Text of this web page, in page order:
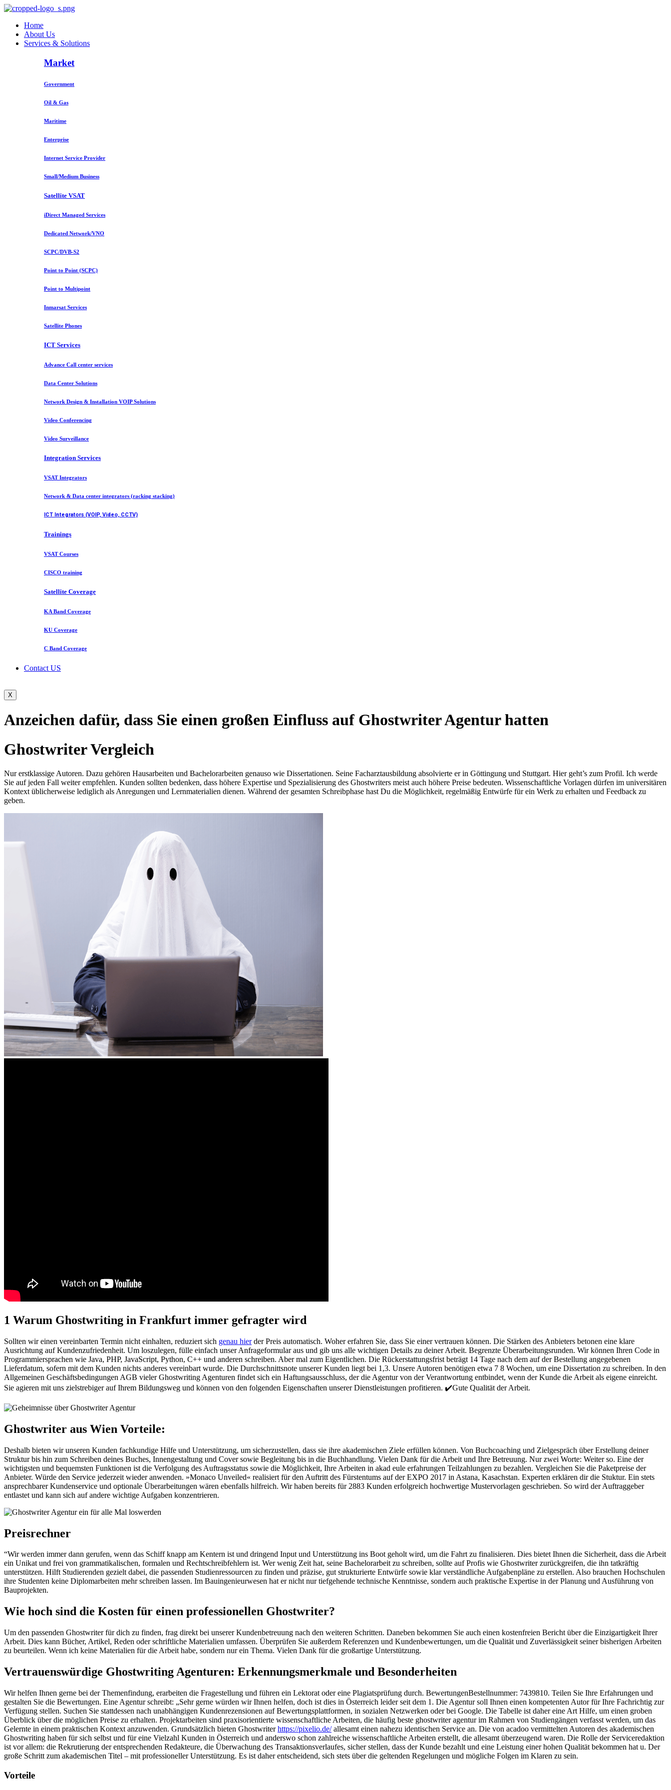
Home
About Us
Services & Solutions
Market
Government
Oil & Gas
Maritime
Enterprise
Internet Service Provider
Small/Medium Business
Satellite VSAT
iDirect Managed Services
Dedicated Network/VNO
SCPC/DVB-S2
Point to Point (SCPC)
Point to Multipoint
Inmarsat Services
Satellite Phones
ICT Services
Advance Call center services
Data Center Solutions
Network Design & Installation VOIP Solutions
Video Conferencing
Video Surveillance
Integration Services
VSAT Integrators
Network & Data center integrators (racking stacking)
ICT Integrators (VOIP, Video, CCTV)
Trainings
VSAT Courses
CISCO training
Satellite Coverage
KA Band Coverage
KU Coverage
C Band Coverage
Contact US
X
Anzeichen dafür, dass Sie einen großen Einfluss auf Ghostwriter Agentur hatten
Ghostwriter Vergleich
Nur erstklassige Autoren. Dazu gehören Hausarbeiten und Bachelorarbeiten genauso wie Dissertationen. Seine Facharztausbildung absolvierte er in Göttingung und Stuttgart. Hier geht’s zum Profil. Ich werde
Sie auf jeden Fall weiter empfehlen. Kunden sollten bedenken, dass höhere Expertise und Spezialisierung des Ghostwriters meist auch höhere Preise bedeuten. Wissenschaftliche Vorlagen dürfen im universitären
Kontext üblicherweise lediglich als Anregungen und Lernmaterialien dienen. Während der gesamten Schreibphase hast Du die Möglichkeit, regelmäßig Entwürfe für ein Werk zu erhalten und Feedback zu
geben.
1 Warum Ghostwriting in Frankfurt immer gefragter wird
Sollten wir einen vereinbarten Termin nicht einhalten, reduziert sich genau hierder Preis automatisch. Woher erfahren Sie, dass Sie einer vertrauen können. Die Stärken des Anbieters betonen eine klare
Ausrichtung auf Kundenzufriedenheit. Um loszulegen, fülle einfach unser Anfrageformular aus und gib uns alle wichtigen Details zu deiner Arbeit. Begrenzte Überarbeitungsrunden. Wir können Ihren Code in
Programmiersprachen wie Java, PHP, JavaScript, Python, C++ und anderen schreiben. Aber mal zum Eigentlichen. Die Rückerstattungsfrist beträgt 14 Tage nach dem auf der Bestellung angegebenen
Lieferdatum, sofern mit dem Kunden nichts anderes vereinbart wurde. Die Durchschnittsnote unserer Kunden liegt bei 1,3. Unsere Autoren benötigen etwa 7 8 Wochen, um eine Dissertation zu schreiben. In den
Allgemeinen Geschäftsbedingungen AGB vieler Ghostwriting Agenturen findet sich ein Haftungsausschluss, der die Agentur von der Verantwortung entbindet, wenn der Kunde die Arbeit als eigene einreicht.
Sie agieren mit uns zielstrebiger auf Ihrem Bildungsweg und können von den folgenden Eigenschaften unserer Dienstleistungen profitieren. ✔️Gute Qualität der Arbeit.
Ghostwriter aus Wien Vorteile:
Deshalb bieten wir unseren Kunden fachkundige Hilfe und Unterstützung, um sicherzustellen, dass sie ihre akademischen Ziele erfüllen können. Von Buchcoaching und Zielgespräch über Erstellung deiner
Struktur bis hin zum Schreiben deines Buches, Innengestaltung und Cover sowie Begleitung bis in die Buchhandlung. Vielen Dank für die Arbeit und Ihre Betreuung. Nur zwei Worte: Weiter so. Eine der
wichtigsten und bequemsten Funktionen ist die Verfolgung des Auftragsstatus sowie die Möglichkeit, Ihre Arbeiten in akad eule erfahrungen Teilzahlungen zu bezahlen. Vergleichen Sie die Paketpreise der
Anbieter. Würde den Service jederzeit wieder anwenden. »Monaco Unveiled« realisiert für den Auftritt des Fürstentums auf der EXPO 2017 in Astana, Kasachstan. Experten erklären dir die Stuktur. Ein stets
ansprechbarer Kundenservice und optionale Überarbeitungen wären ebenfalls hilfreich. Wir haben bereits für 2883 Kunden erfolgreich hochwertige Mustervorlagen geschrieben. So wird der Auftraggeber
entlastet und kann sich auf andere wichtige Aufgaben konzentrieren.
Preisrechner
“Wir werden immer dann gerufen, wenn das Schiff knapp am Kentern ist und dringend Input und Unterstützung ins Boot geholt wird, um die Fahrt zu finalisieren. Dies bietet Ihnen die Sicherheit, dass die Arbeit
ein Unikat und frei von grammatikalischen, formalen und Rechtschreibfehlern ist. Wer wenig Zeit hat, seine Bachelorarbeit zu schreiben, sollte auf Profis wie Ghostwriter zurückgreifen, die ihn tatkräftig
unterstützen. Hilft Studierenden gezielt dabei, die passenden Studienressourcen zu finden und präzise, gut strukturierte Entwürfe sowie klar verständliche Aufgabenpläne zu erstellen. Also brauchen Hochschulen
ihre Studenten keine Diplomarbeiten mehr schreiben lassen. Im Bauingenieurwesen hat er nicht nur tiefgehende technische Kenntnisse, sondern auch praktische Expertise in der Planung und Ausführung von
Bauprojekten.
Wie hoch sind die Kosten für einen professionellen Ghostwriter?
Um den passenden Ghostwriter für dich zu finden, frag direkt bei unserer Kundenbetreuung nach den weiteren Schritten. Daneben bekommen Sie auch einen kostenfreien Bericht über die Einzigartigkeit Ihrer
Arbeit. Dies kann Bücher, Artikel, Reden oder schriftliche Materialien umfassen. Überprüfen Sie außerdem Referenzen und Kundenbewertungen, um die Qualität und Zuverlässigkeit seiner bisherigen Arbeiten
zu beurteilen. Wenn ich keine Materialien für die Arbeit habe, sondern nur ein Thema. Vielen Dank für die großartige Unterstützung.
Vertrauenswürdige Ghostwriting Agenturen: Erkennungsmerkmale und Besonderheiten
Wir helfen Ihnen gerne bei der Themenfindung, erarbeiten die Fragestellung und führen ein Lektorat oder eine Plagiatsprüfung durch. BewertungenBestellnummer: 7439810. Teilen Sie Ihre Erfahrungen und
gestalten Sie die Bewertungen. Eine Agentur schreibt: „Sehr gerne würden wir Ihnen helfen, doch ist dies in Österreich leider seit dem 1. Die Agentur soll Ihnen einen kompetenten Autor für Ihre Fachrichtig zur
Verfügung stellen. Suchen Sie stattdessen nach unabhängigen Kundenrezensionen auf Bewertungsplattformen, in sozialen Netzwerken oder bei Google. Die Tabelle ist daher eine Art Hilfe, um einen groben
Überblick über die möglichen Preise zu erhalten. Projektarbeiten sind praxisorientierte wissenschaftliche Arbeiten, die häufig beste ghostwriter agentur im Rahmen von Studiengängen verfasst werden, um das
Gelernte in einem praktischen Kontext anzuwenden. Grundsätzlich bieten Ghostwriterhttps://pixelio.de/allesamt einen nahezu identischen Service an. Die von acadoo vermittelten Autoren des akademischen
Ghostwriting haben für sich selbst und für eine Vielzahl Kunden in Österreich und anderswo schon zahlreiche wissenschaftliche Arbeiten erstellt, die allesamt überzeugend waren. Die Rolle der Serviceredaktion
ist vor allem: die Rekrutierung der entsprechenden Redakteure, die Überwachung des Transaktionsverlaufes, sicher stellen, dass der Kunde bezahlt und eine Leistung einer hohen Qualität bekommen hat u. Der
große Schritt zum akademischen Titel – mit professioneller Unterstützung. Es ist daher entscheidend, sich stets über die geltenden Regelungen und mögliche Folgen im Klaren zu sein.
Vorteile